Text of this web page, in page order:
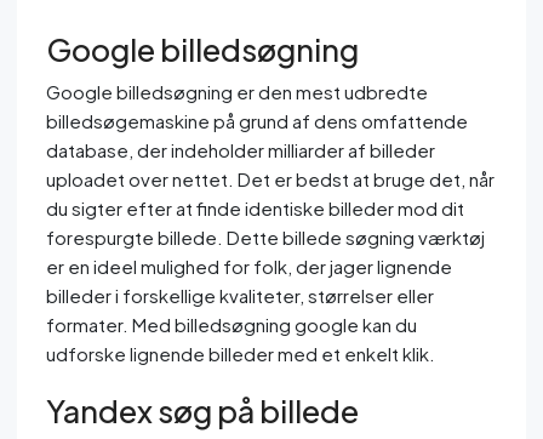
Google billedsøgning
Google billedsøgning er den mest udbredte
billedsøgemaskine på grund af dens omfattende
database, der indeholder milliarder af billeder
uploadet over nettet. Det er bedst at bruge det, når
du sigter efter at finde identiske billeder mod dit
forespurgte billede. Dette billede søgning værktøj
er en ideel mulighed for folk, der jager lignende
billeder i forskellige kvaliteter, størrelser eller
formater. Med billedsøgning google kan du
udforske lignende billeder med et enkelt klik.
Yandex søg på billede